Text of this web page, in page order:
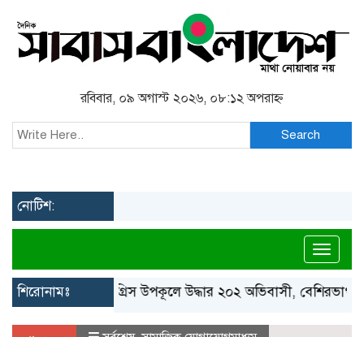
রবিবার, ০৯ অগাস্ট ২০২৬, ০৮:১২ অপরাহ্ন
Search
নোটিশ:
শিরোনামঃগ্রিস উপকূলে উদ্ধার ২০২ অভিবাসী, বেশিরভাগই